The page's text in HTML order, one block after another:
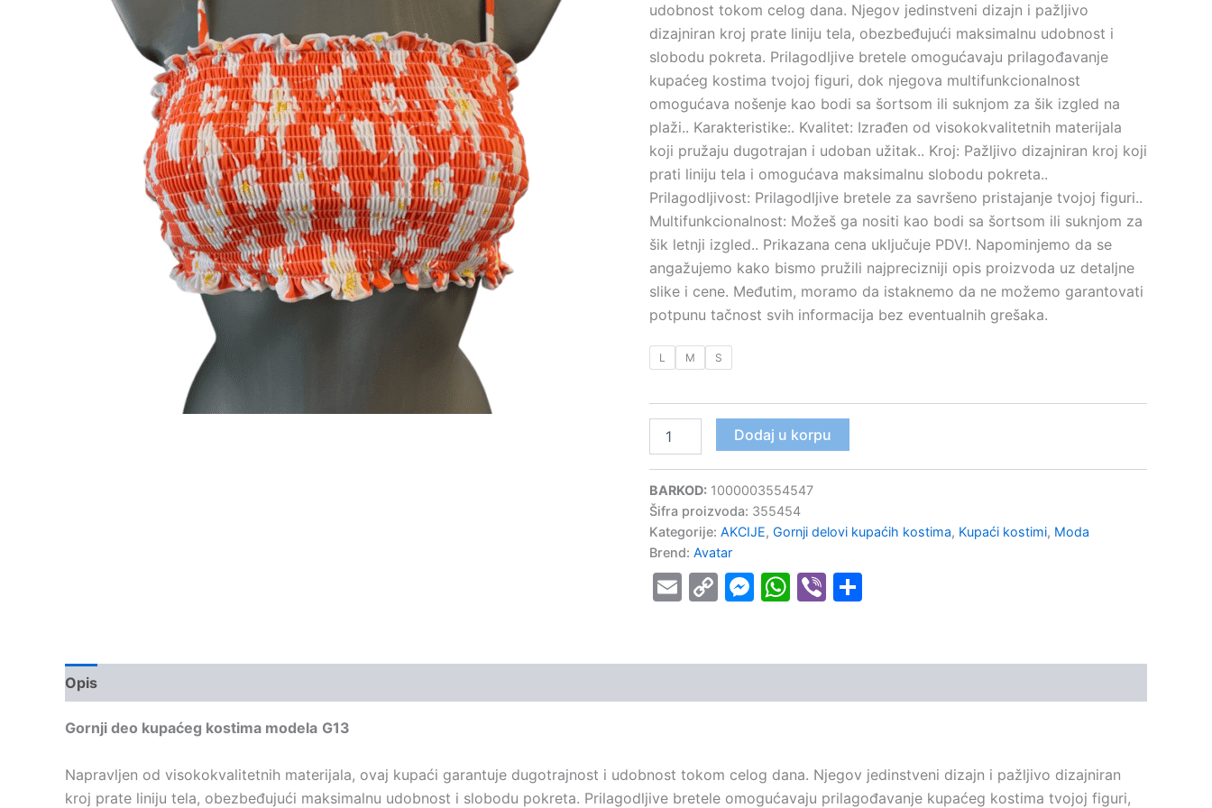
udobnost tokom celog dana. Njegov jedinstveni dizajn i pažljivo
dizajniran kroj prate liniju tela, obezbeđujući maksimalnu udobnost i
slobodu pokreta. Prilagodljive bretele omogućavaju prilagođavanje
kupaćeg kostima tvojoj figuri, dok njegova multifunkcionalnost
omogućava nošenje kao bodi sa šortsom ili suknjom za šik izgled na
plaži.. Karakteristike:. Kvalitet: Izrađen od visokokvalitetnih materijala
koji pružaju dugotrajan i udoban užitak.. Kroj: Pažljivo dizajniran kroj koji
prati liniju tela i omogućava maksimalnu slobodu pokreta..
Prilagodljivost: Prilagodljive bretele za savršeno pristajanje tvojoj figuri..
Multifunkcionalnost: Možeš ga nositi kao bodi sa šortsom ili suknjom za
šik letnji izgled.. Prikazana cena uključuje PDV!. Napominjemo da se
angažujemo kako bismo pružili najprecizniji opis proizvoda uz detaljne
slike i cene. Međutim, moramo da istaknemo da ne možemo garantovati
potpunu tačnost svih informacija bez eventualnih grešaka.
L M S
Dodaj u korpu
BARKOD: 1000003554547
Šifra proizvoda: 355454
Kategorije: AKCIJE, Gornji delovi kupaćih kostima, Kupaći kostimi, Moda
Brend: Avatar
EmailCopyMessenger
WhatsApp
Viber
Opis
Gornji deo kupaćeg kostima modela G13
Napravljen od visokokvalitetnih materijala, ovaj kupaći garantuje dugotrajnost i udobnost tokom celog dana. Njegov jedinstveni dizajn i pažljivo dizajniran
kroj prate liniju tela, obezbeđujući maksimalnu udobnost i slobodu pokreta. Prilagodljive bretele omogućavaju prilagođavanje kupaćeg kostima tvojoj figuri,